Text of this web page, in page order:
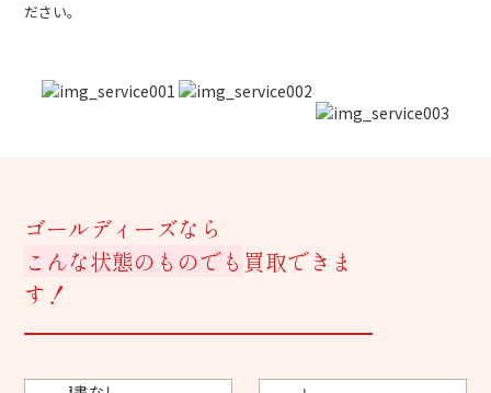
ださい。
ゴールディーズなら
こんな状態のものでも 買取できま
す！